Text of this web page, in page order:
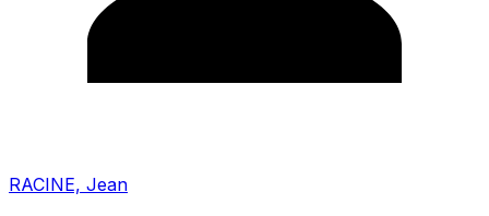
RACINE, Jean